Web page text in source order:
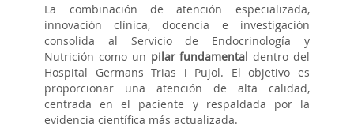
La combinación de atención especializada,
innovación clínica, docencia e investigación
consolida al Servicio de Endocrinología y
Nutrición como un pilar fundamentaldentro del
Hospital Germans Trias i Pujol. El objetivo es
proporcionar una atención de alta calidad,
centrada en el paciente y respaldada por la
evidencia científica más actualizada.